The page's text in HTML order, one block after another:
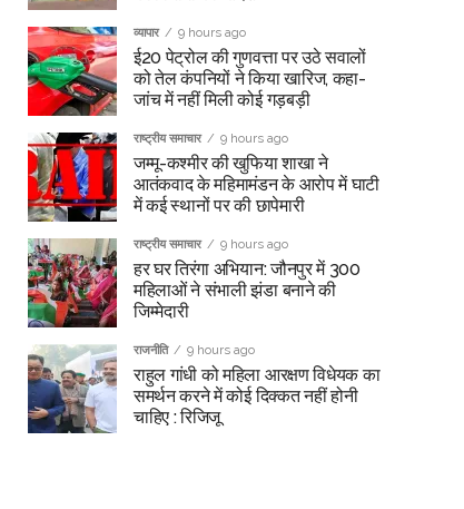
व्यापार 9 hours ago
ई20 पेट्रोल की गुणवत्ता पर उठे सवालों
को तेल कंपनियों ने किया खारिज, कहा-
जांच में नहीं मिली कोई गड़बड़ी
राष्ट्रीय समाचार 9 hours ago
जम्मू-कश्मीर की खुफिया शाखा ने
आतंकवाद के महिमामंडन के आरोप में घाटी
में कई स्थानों पर की छापेमारी
राष्ट्रीय समाचार 9 hours ago
हर घर तिरंगा अभियान: जौनपुर में 300
महिलाओं ने संभाली झंडा बनाने की
जिम्मेदारी
राजनीति 9 hours ago
राहुल गांधी को महिला आरक्षण विधेयक का
समर्थन करने में कोई दिक्कत नहीं होनी
चाहिए : रिजिजू